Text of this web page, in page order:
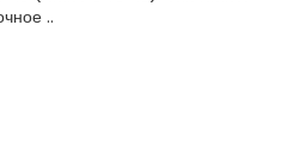
..